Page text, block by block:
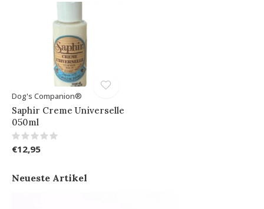
Dog's Companion®
Saphir Creme Universelle
050ml
€12,95
Neueste Artikel